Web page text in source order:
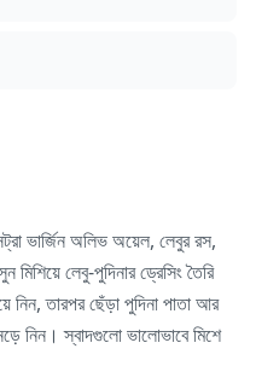
ভার্জিন অলিভ অয়েল, লেবুর রস,
মিশিয়ে লেবু-পুদিনার ড্রেসিং তৈরি
নিন, তারপর ছেঁড়া পুদিনা পাতা আর
নিন। স্বাদগুলো ভালোভাবে মিশে